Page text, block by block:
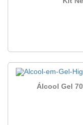
Álcool Gel